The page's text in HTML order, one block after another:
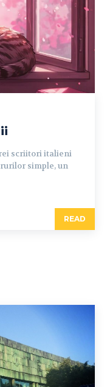
scriitori italieni
simple, un
READ